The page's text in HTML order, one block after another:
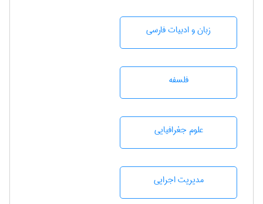
زبان و ادبيات فارسی
فلسفه
علوم جغرافيايی
مديريت اجرايی